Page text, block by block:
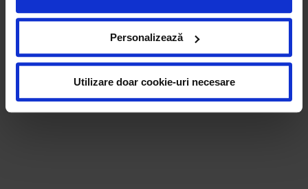
diferit de domeniul site-ului web pe care îl vizitați (cookie-
uri terțe). Găsiți în ferestrele Detalii și Despre informații
cu privire la aceste fișiere și posibilitatea de a vă exprima
consimțământul cu privire la acestea.
Personalizează
Utilizare doar cookie-uri necesare